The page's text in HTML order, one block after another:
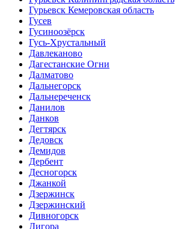
Гурьевск Кемеровская область
Гусев
Гусиноозёрск
Гусь-Хрустальный
Давлеканово
Дагестанские Огни
Далматово
Дальнегорск
Дальнереченск
Данилов
Данков
Дегтярск
Дедовск
Демидов
Дербент
Десногорск
Джанкой
Дзержинск
Дзержинский
Дивногорск
Дигора